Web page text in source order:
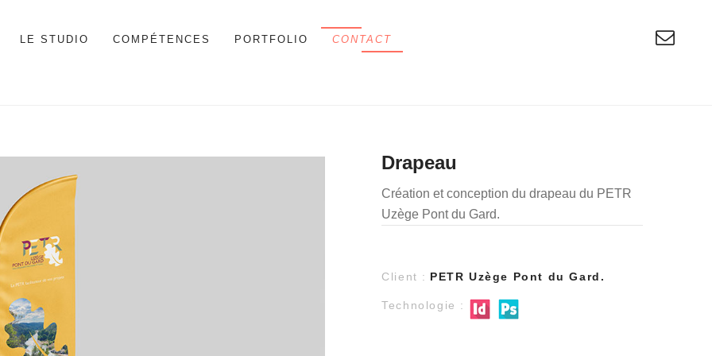
LE STUDIO COMPÉTENCES PORTFOLIO CONTACT
Drapeau
Création et conception du drapeau du PETR
Uzège Pont du Gard.
Client : PETR Uzège Pont du Gard.
Technologie :